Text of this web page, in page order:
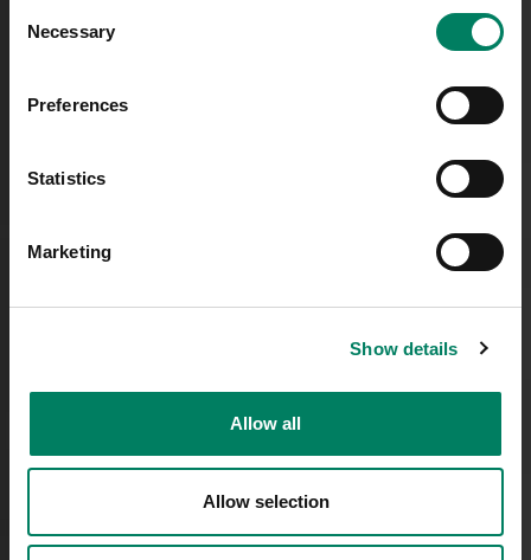
Selection
Necessary
Preferences
Statistics
Marketing
Show details
Allow all
Allow selection